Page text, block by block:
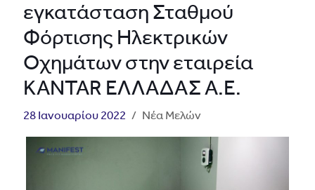
εγκατάσταση Σταθμού
Φόρτισης Ηλεκτρικών
Οχημάτων στην εταιρεία
KANTAR ΕΛΛΑΔΑΣ Α.Ε.
28 Ιανουαρίου 2022 / Νέα Μελών